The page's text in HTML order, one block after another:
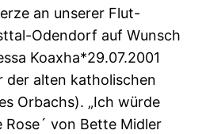
an unserer Flut-
Odendorf auf Wunsch
Koaxha*29.07.2001
der alten katholischen
Orbachs). „Ich würde
Rose´ von Bette Midler